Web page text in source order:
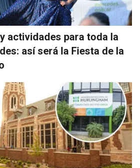
actividades para toda la
así será la Fiesta de la